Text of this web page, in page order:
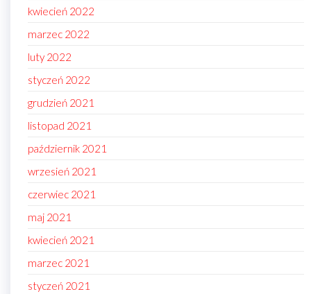
kwiecień 2022
marzec 2022
luty 2022
styczeń 2022
grudzień 2021
listopad 2021
październik 2021
wrzesień 2021
czerwiec 2021
maj 2021
kwiecień 2021
marzec 2021
styczeń 2021